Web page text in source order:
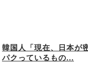
韓国人「現在、日本が
パクっているもの...